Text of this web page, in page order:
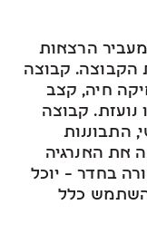
הרצאות
הקבוצה. קבוצה
חיה, קצב
נועזת. קבוצה
התבוננות
את האנרגיה
בחדר – יוכל
השתמש כלל